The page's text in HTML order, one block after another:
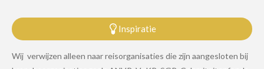
Inspiratie
Wij verwijzen alleen naar reisorganisaties die zijn aangesloten bij